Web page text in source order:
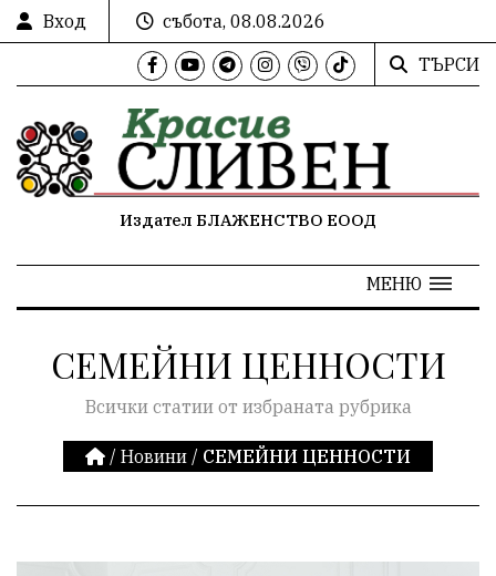
Вход
събота, 08.08.2026
ТЪРСИ
Издател БЛАЖЕНСТВО ЕООД
МЕНЮ
СЕМЕЙНИ ЦЕННОСТИ
Всички статии от избраната рубрика
/ Новини / СЕМЕЙНИ ЦЕННОСТИ